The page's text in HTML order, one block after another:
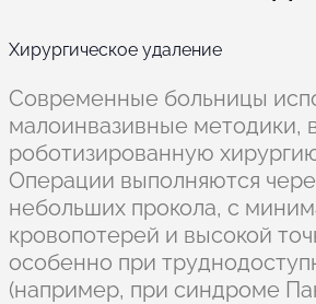
Хирургическое удаление
Современные больницы
малоинвазивные методики,
роботизированную
Операции выполняются
небольших прокола, с
кровопотерей и высокой
особенно при
(например, при синдроме